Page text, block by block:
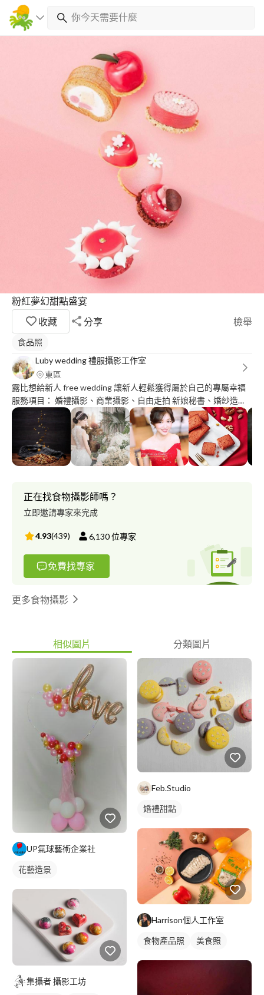
粉紅夢幻甜點盛宴
收藏
分享 檢舉
食品照
Luby wedding 禮服攝影工作室
東區
露比想給新人 free wedding 讓新人輕鬆獲得屬於自己的專屬幸福
服務項目： 婚禮攝影、商業攝影、自由走拍 新娘秘書、婚紗造
型、個人造型、 宴會、表演造型
正在找食物攝影師嗎？
立即邀請專家來完成
4.93(439) 6,130位專家
免費找專家
更多食物攝影
相似圖片 分類圖片
UP氣球藝術企業社
花藝造景
集攝者 攝影工坊
Feb.Studio
婚禮甜點
Harrison個人工作室
食物產品照 美食照